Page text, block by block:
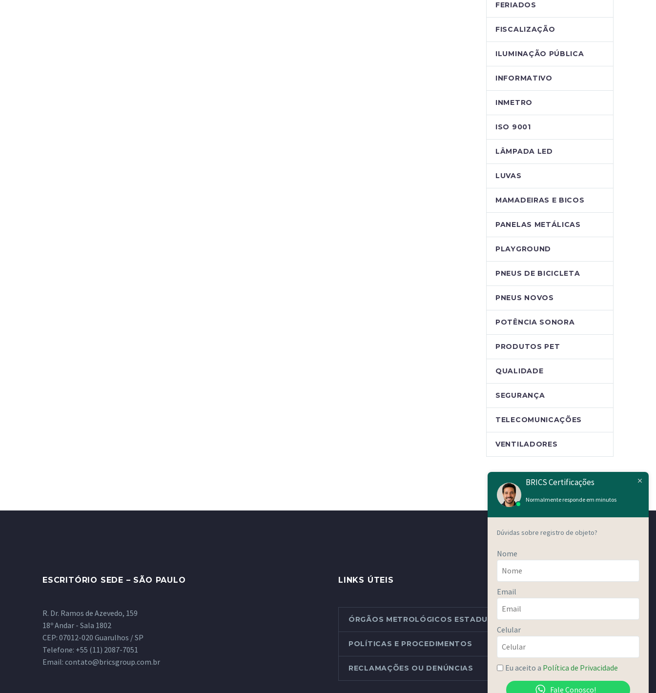
FERIADOS
FISCALIZAÇÃO
ILUMINAÇÃO PÚBLICA
INFORMATIVO
INMETRO
ISO 9001
LÂMPADA LED
LUVAS
MAMADEIRAS E BICOS
PANELAS METÁLICAS
PLAYGROUND
PNEUS DE BICICLETA
PNEUS NOVOS
POTÊNCIA SONORA
PRODUTOS PET
QUALIDADE
SEGURANÇA
TELECOMUNICAÇÕES
VENTILADORES
ESCRITÓRIO SEDE – SÃO PAULO
R. Dr. Ramos de Azevedo, 159
18º Andar - Sala 1802
CEP: 07012-020 Guarulhos / SP
Telefone: +55 (11) 2087-7051
Email: contato@bricsgroup.com.br
LINKS ÚTEIS
ÓRGÃOS METROLÓGICOS ESTADUAIS
POLÍTICAS E PROCEDIMENTOS
RECLAMAÇÕES OU DENÚNCIAS
BRICS Certificações
Normalmente responde em minutos
Dúvidas sobre registro de objeto?
Nome
Email
Celular
Eu aceito a Política de Privacidade
Fale Conosco!